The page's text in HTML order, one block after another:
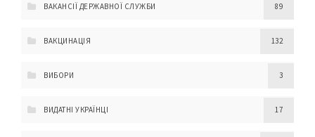
ВАКАНСІЇ ДЕРЖАВНОЇ СЛУЖБИ 89
ВАКЦИНАЦІЯ 132
ВИБОРИ 3
ВИДАТНІ УКРАЇНЦІ 17